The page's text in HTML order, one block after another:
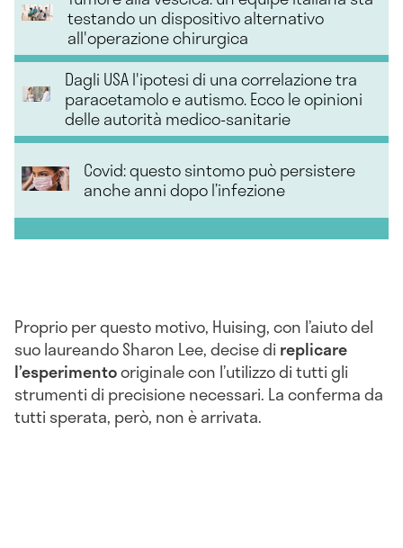
testando un dispositivo alternativo
all'operazione chirurgica
Dagli USA l'ipotesi di una correlazione tra
paracetamolo e autismo. Ecco le opinioni
delle autorità medico-sanitarie
Covid: questo sintomo può persistere
anche anni dopo l’infezione
Proprio per questo motivo, Huising, con l’aiuto del
suo laureando Sharon Lee, decise di replicare
l’esperimentooriginale con l’utilizzo di tutti gli
strumenti di precisione necessari. La conferma da
tutti sperata, però, non è arrivata.